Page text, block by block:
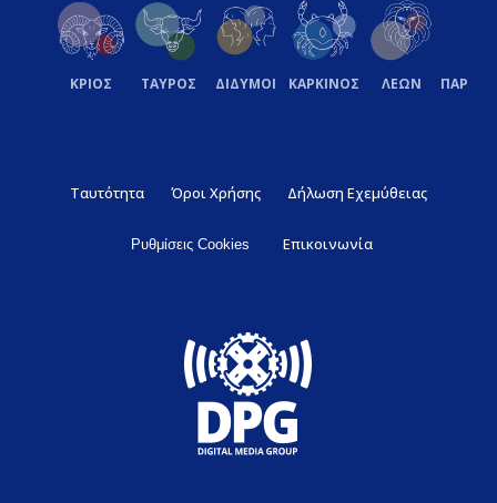
ΚΡΙΟΣ ΤΑΥΡΟΣ ΔΙΔΥΜΟΙ ΚΑΡΚΙΝΟΣ ΛΕΩΝ
Ταυτότητα Όροι Χρήσης Δήλωση Εχεμύθειας
Ρυθμίσεις Cookies Επικοινωνία